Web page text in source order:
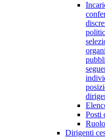
Posti
Dirigenti